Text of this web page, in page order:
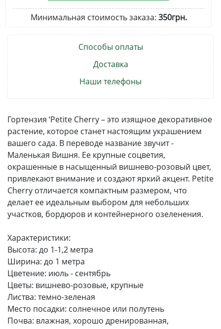
Минимальная стоимость заказа: 350грн.
Способы оплаты
Доставка
Наши телефоны
Гортензия ‘Petite Cherry – это изящное декоративное
растение, которое станет настоящим украшением
вашего сада. В переводе название звучит -
Маленькая Вишня. Ее крупные соцветия,
окрашенные в насыщенный вишнево-розовый цвет,
привлекают внимание и создают яркий акцент. Petite
Cherry отличается компактным размером, что
делает ее идеальным выбором для небольших
участков, бордюров и контейнерного озеленения.
Характеристики:
Высота: до 1-1,2 метра
Ширина: до 1 метра
Цветение: июль - сентябрь
Цветы: вишнево-розовые, крупные
Листва: темно-зеленая
Место посадки: солнечное или полутень
Почва: влажная, хорошо дренированная,